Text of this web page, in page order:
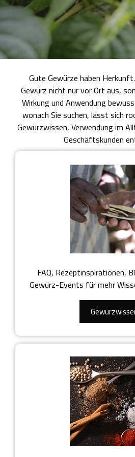
Gute Gewürze haben
Gewürz nicht nur vor Ort aus,
Wirkung und Anwendung
wonach Sie suchen, lässt sich
Gewürzwissen, Verwendung im
Geschäftskunden
FAQ, Rezeptinspirationen,
Gewürz-Events für mehr